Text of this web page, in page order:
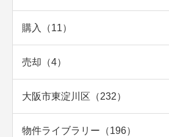
購入（11）
売却（4）
大阪市東淀川区（232）
物件ライブラリー（196）